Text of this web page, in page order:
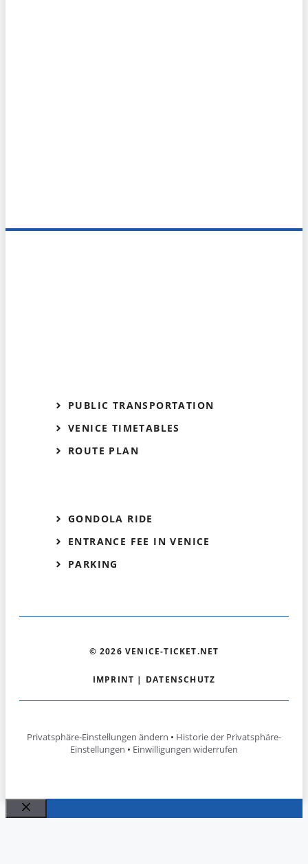
PUBLIC TRANSPORTATION
VENICE TIMETABLES
ROUTE PLAN
GONDOLA RIDE
ENTRANCE FEE IN VENICE
PARKING
© 2026 VENICE-TICKET.NET
IMPRINT | DATENSCHUTZ
Privatsphäre-Einstellungen ändern • Historie der Privatsphäre-
Einstellungen • Einwilligungen widerrufen
Close